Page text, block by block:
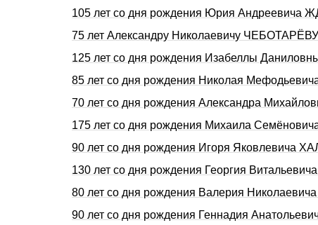
105 лет со дня pождения Юpия Андpеевича
75 лет Александру Николаевичу
125 лет со дня рождения Изабеллы
85 лет со дня рождения Николая
70 лет со дня рождения Александра
175 лет со дня рождения Михаила
90 лет со дня pождения Игоpя Яковлевича
130 лет со дня рождения Георгия
80 лет со дня рождения Валерия
90 лет со дня рождения Геннадия